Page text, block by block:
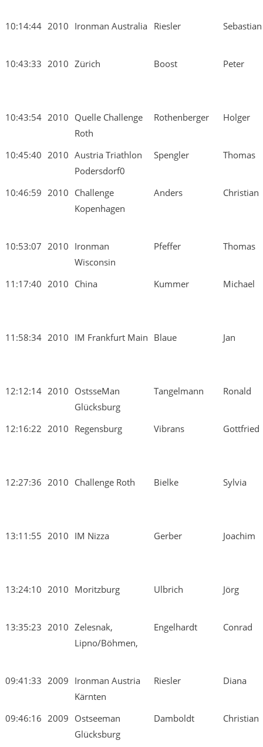
10:14:44 2010 Ironman Australia Riesler Sebastian
10:43:33 2010 Zürich Boost Peter
10:43:54 2010 Quelle Challenge
Roth
Rothenberger Holger
10:45:40 2010 Austria Triathlon
Podersdorf0
Spengler Thomas
10:46:59 2010 Challenge
Kopenhagen
Anders Christian
10:53:07 2010 Ironman
Wisconsin
Pfeffer Thomas
11:17:40 2010 China Kummer Michael
11:58:34 2010 IM Frankfurt Main Blaue Jan
12:12:14 2010 OstsseMan
Glücksburg
Tangelmann Ronald
12:16:22 2010 Regensburg Vibrans Gottfried
12:27:36 2010 Challenge Roth Bielke Sylvia
13:11:55 2010 IM Nizza Gerber Joachim
13:24:10 2010 Moritzburg Ulbrich Jörg
13:35:23 2010 Zelesnak,
Lipno/Böhmen,
Engelhardt Conrad
09:41:33 2009 Ironman Austria
Kärnten
Riesler Diana
09:46:16 2009 Ostseeman
Glücksburg
Damboldt Christian